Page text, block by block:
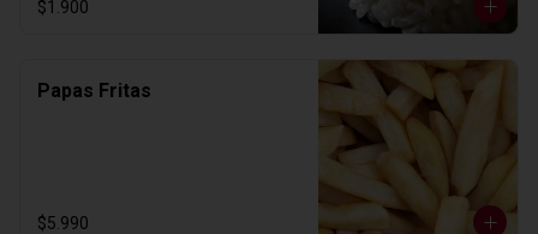
$1.900
Papas Fritas
$5.990